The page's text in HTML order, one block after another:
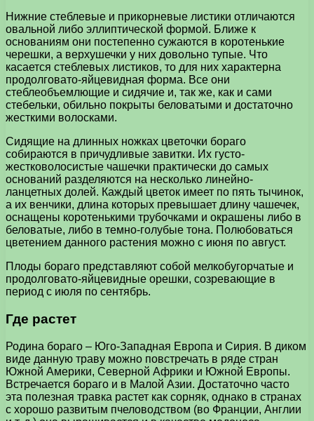
Нижние стеблевые и прикорневые листики отличаются
овальной либо эллиптической формой. Ближе к
основаниям они постепенно сужаются в коротенькие
черешки, а верхушечки у них довольно тупые. Что
касается стеблевых листиков, то для них характерна
продолговато-яйцевидная форма. Все они
стеблеобъемлющие и сидячие и, так же, как и сами
стебельки, обильно покрыты беловатыми и достаточно
жесткими волосками.
Сидящие на длинных ножках цветочки бораго
собираются в причудливые завитки. Их густо-
жестковолосистые чашечки практически до самых
оснований разделяются на несколько линейно-
ланцетных долей. Каждый цветок имеет по пять тычинок,
а их венчики, длина которых превышает длину чашечек,
оснащены коротенькими трубочками и окрашены либо в
беловатые, либо в темно-голубые тона. Полюбоваться
цветением данного растения можно с июня по август.
Плоды бораго представляют собой мелкобугорчатые и
продолговато-яйцевидные орешки, созревающие в
период с июля по сентябрь.
Где растет
Родина бораго – Юго-Западная Европа и Сирия. В диком
виде данную траву можно повстречать в ряде стран
Южной Америки, Северной Африки и Южной Европы.
Встречается бораго и в Малой Азии. Достаточно часто
эта полезная травка растет как сорняк, однако в странах
с хорошо развитым пчеловодством (во Франции, Англии